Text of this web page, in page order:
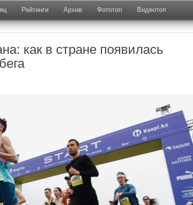
Рейтинги Архив Фототоп Видеотоп
как в стране появилась